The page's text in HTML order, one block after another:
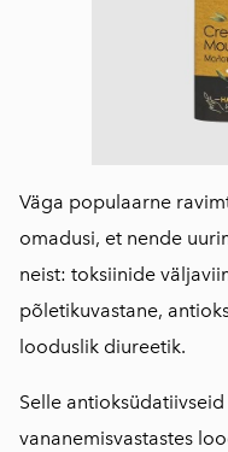
Väga populaarne
omadusi, et nende
neist: toksiinide
põletikuvastane,
looduslik diureetik.
Selle
vananemisvastastes